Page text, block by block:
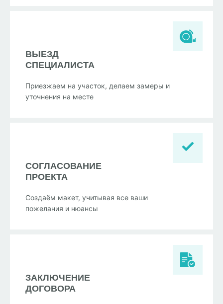
ВЫЕЗД
СПЕЦИАЛИСТА
Приезжаем на участок, делаем замеры и
уточнения на месте
СОГЛАСОВАНИЕ
ПРОЕКТА
Создаём макет, учитывая все ваши
пожелания и нюансы
ЗАКЛЮЧЕНИЕ
ДОГОВОРА